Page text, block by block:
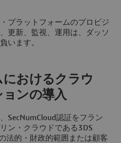
・プラットフォームのプロビジ
更新、監視、運用は、ダッソ
います。
おけるクラウ
ョンの導入
SecNumCloud認証をフラン
ン・クラウドである3DS
法的・財政的範囲または顧客